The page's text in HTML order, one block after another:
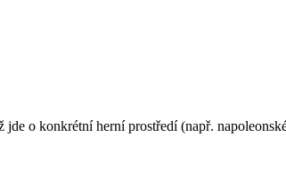
o konkrétní herní prostředí (např.